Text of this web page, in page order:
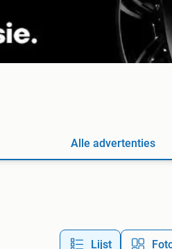
Alle advertenties
Lijst